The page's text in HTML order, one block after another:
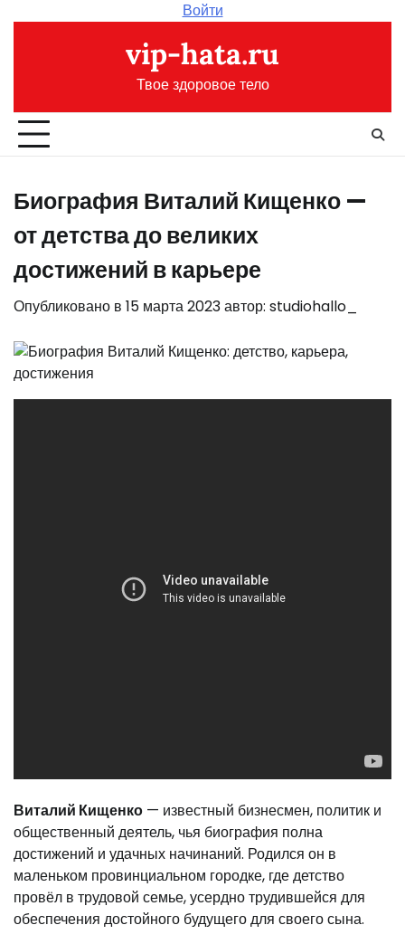
Войти
vip-hata.ru
Твое здоровое тело
Биография Виталий Кищенко —
от детства до великих
достижений в карьере
Опубликовано в 15 марта 2023автор: studiohallo_
Виталий Кищенко — известный бизнесмен, политик и
общественный деятель, чья биография полна
достижений и удачных начинаний. Родился он в
маленьком провинциальном городке, где детство
провёл в трудовой семье, усердно трудившейся для
обеспечения достойного будущего для своего сына.